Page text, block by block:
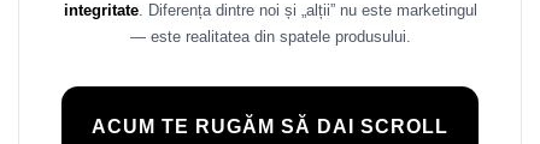
integritate. Diferența dintre noi și „alții” nu este marketingul
— este realitatea din spatele produsului.
ACUM TE RUGĂM SĂ DAI SCROLL